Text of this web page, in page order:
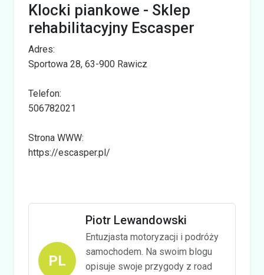
Klocki piankowe - Sklep
rehabilitacyjny Escasper
Adres:
Sportowa 28, 63-900 Rawicz
Telefon:
506782021
Strona WWW:
https://escasper.pl/
PL
Piotr Lewandowski
Entuzjasta motoryzacji i podróży
samochodem. Na swoim blogu
opisuje swoje przygody z road